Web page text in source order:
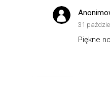
31
Piękne